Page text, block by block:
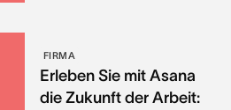
FIRMA
Erleben Sie mit Asana
die Zukunft der Arbeit: